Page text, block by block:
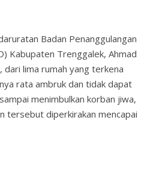
Badan Penanggulangan
Kabupaten Trenggalek, Ahmad
dari lima rumah yang terkena
rata ambruk dan tidak dapat
menimbulkan korban jiwa,
tersebut diperkirakan mencapai